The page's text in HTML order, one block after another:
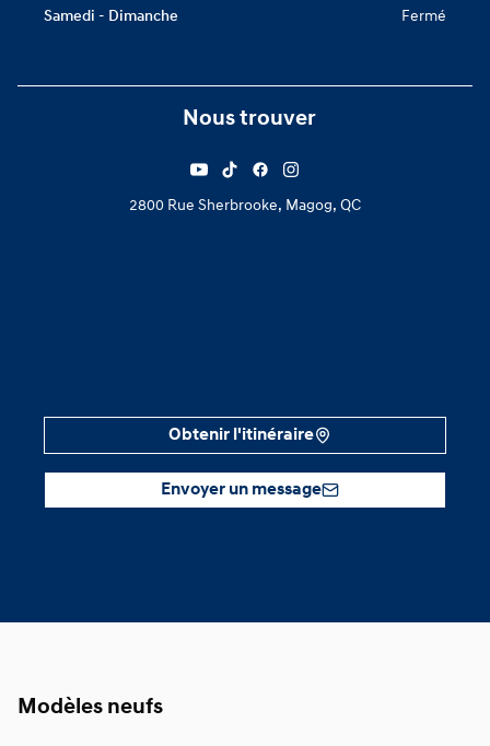
Samedi - Dimanche Fermé
Nous trouver
2800 Rue Sherbrooke, Magog, QC
Obtenir l'itinéraire
Envoyer un message
Modèles neufs